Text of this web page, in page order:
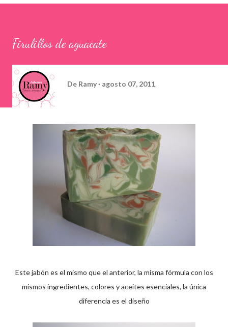
Firulillos de aguacate
De Ramy agosto 07, 2011
Este jabón es el mismo que el anterior, la misma fórmula con los
mismos ingredientes, colores y aceites esenciales, la única
diferencia es el diseño